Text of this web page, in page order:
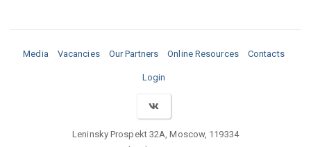
Media Vacancies Our Partners Online Resources Contacts
Login
Leninsky Prospekt 32A, Moscow, 119334